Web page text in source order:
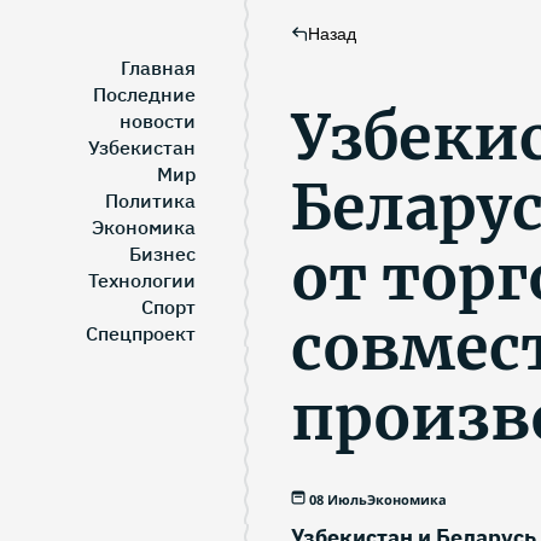
Главная
Последние
новости
Узбекистан
Мир
Политика
Экономика
Бизнес
Технологии
Спорт
Спецпроект
Назад
от
08 ИюльЭкономика